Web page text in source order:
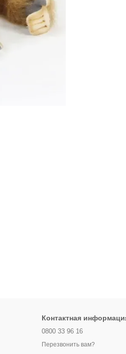
Контактная
0800 33 96 16
Перезвонить вам?